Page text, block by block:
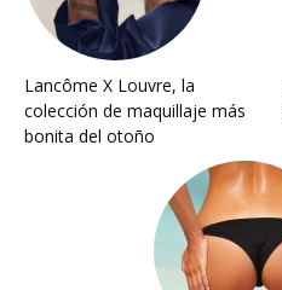
Lancôme X Louvre, la
colección de maquillaje más
bonita del otoño